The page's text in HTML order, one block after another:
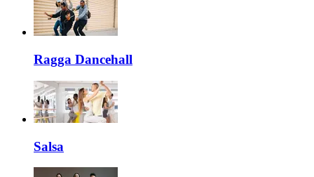
Ragga Dancehall
Salsa